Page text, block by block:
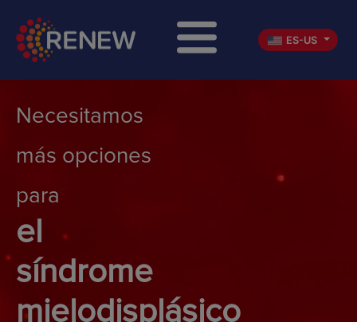
ES-US
Spanish – US
Necesitamos
más opciones
para
el
síndrome
mielodisplásico